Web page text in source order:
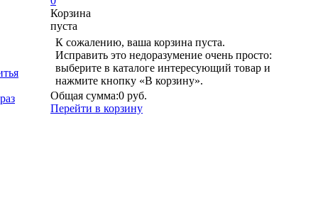
Корзина
пуста
К сожалению, ваша корзина пуста.
Исправить это недоразумение очень просто:
выберите в каталоге интересующий товар и
нажмите кнопку «В корзину».
Общая сумма:0 руб.
Перейти в корзину